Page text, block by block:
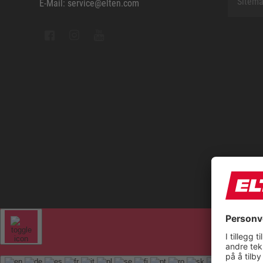
E-Mail: service@elten.com